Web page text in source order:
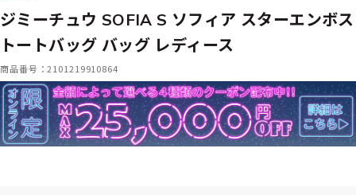
ジミーチュウ SOFIA S ソフィア スターエンボス
トートバッグ バッグ レディース
商品番号：2101219910864